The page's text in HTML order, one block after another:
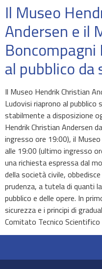
Il Museo
Andersen e il
al pubblico
Il Museo Hendrik Christian
Ludovisi riaprono al
stabilmente a disposizione
Hendrik Christian Andersen
ingresso ore 19:00), il
alle 19:00 (ultimo ingresso
una richiesta espressa dal
della società civile,
prudenza, a tutela di quanti
pubblico e delle opere. In
sicurezza e i principi di
Comitato Tecnico